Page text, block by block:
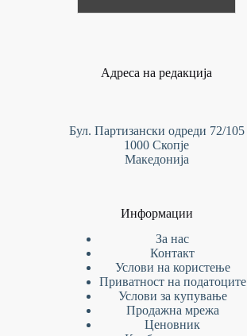
Адреса на редакција
Бул. Партизански одреди 72/105
1000 Скопје
Македонија
Информации
За нас
Контакт
Услови на користење
Приватност на податоците
Услови за купување
Продажна мрежа
Ценовник